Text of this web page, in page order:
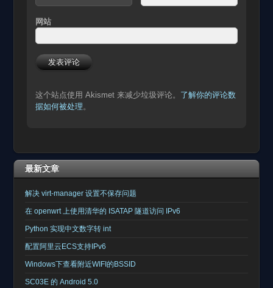
网站
这个站点使用 Akismet 来减少垃圾评论。 了解你的评论数
据如何被处理 。
最新文章
解决 virt-manager 设置不保存问题
在 openwrt 上使用清华的 ISATAP 隧道访问 IPv6
Python 实现中文数字转 int
配置阿里云ECS支持IPv6
Windows下查看附近WIFI的BSSID
SC03E 的 Android 5.0